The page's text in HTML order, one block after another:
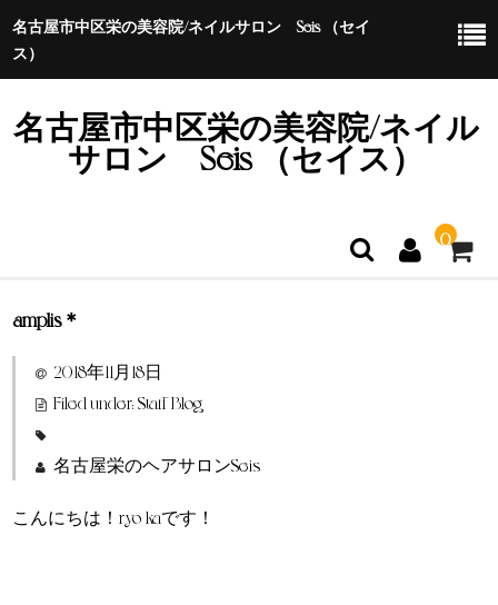
名古屋市中区栄の美容院/ネイルサロン Seis （セイ
ス）
名古屋市中区栄の美容院/ネイル
サロン Seis （セイス）
0
ホーム
特定商取引法に基づく表示
amplis＊
2018年11月18日
Filed under:Staff Blog
名古屋栄のヘアサロンSeis
こんにちは！ryo-kaです！